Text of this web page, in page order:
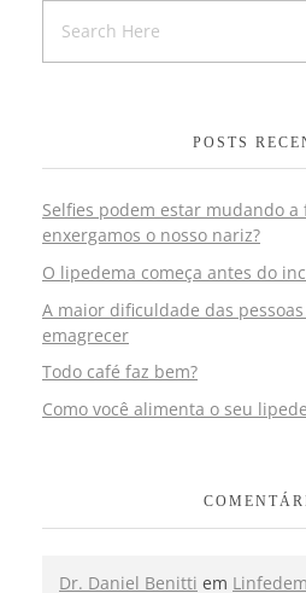
POSTS
Selfies podem estar mudando a
enxergamos o nosso nariz?
O lipedema começa antes do
A maior dificuldade das
emagrecer
Todo café faz bem?
Como você alimenta o seu
Dr. Daniel Benitti em